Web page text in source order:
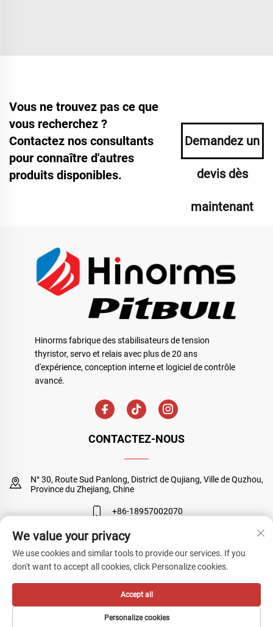
Vous ne trouvez pas ce que
vous recherchez ?
Contactez nos consultants
pour connaître d'autres
produits disponibles.
Demandez un
devis dès
maintenant
Hinorms fabrique des stabilisateurs de tension
thyristor, servo et relais avec plus de 20 ans
d'expérience, conception interne et logiciel de contrôle
avancé.
CONTACTEZ-NOUS
N° 30, Route Sud Panlong, District de Qujiang, Ville de Quzhou,
Province du Zhejiang, Chine
+86-18957002070
[email protected]
Droits d'auteur © Quzhou Sanyuan Huineng Electronic Co., Ltd. Tous
Politique de confidentialité
We value your privacy
We use cookies and similar tools to provide our services. If you
don't want to accept all cookies, click Personalize cookies.
Personalize cookies
Accept all